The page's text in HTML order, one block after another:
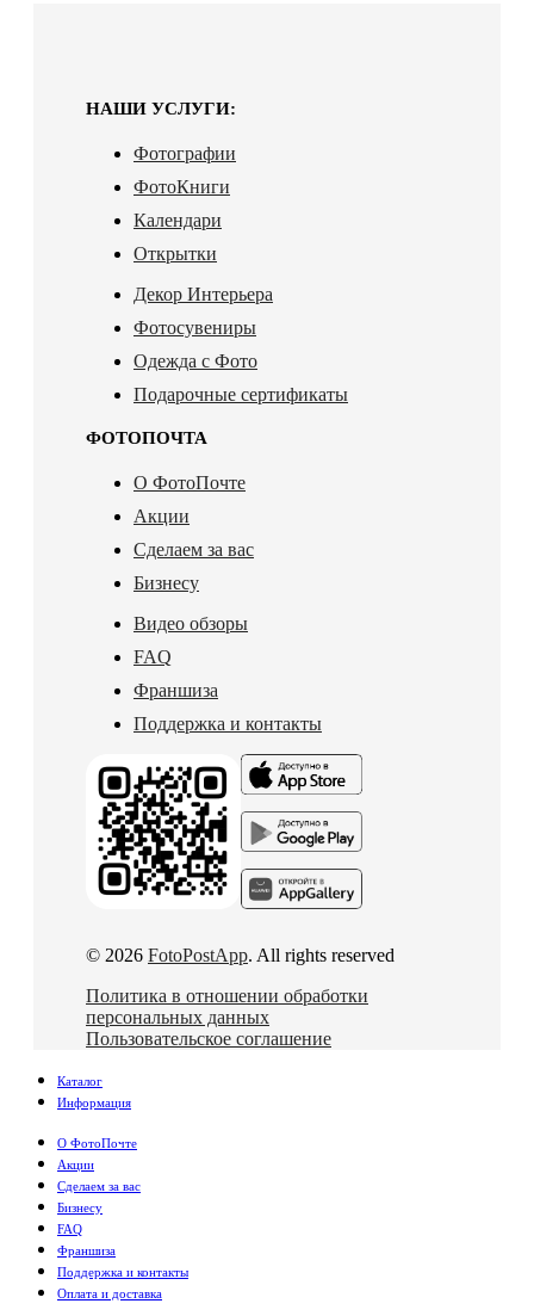
НАШИ УСЛУГИ:
Фотографии
ФотоКниги
Календари
Открытки
Декор Интерьера
Фотосувениры
Одежда с Фото
Подарочные сертификаты
ФОТОПОЧТА
О ФотоПочте
Акции
Сделаем за вас
Бизнесу
Видео обзоры
FAQ
Франшиза
Поддержка и контакты
© 2026 FotoPostApp. All rights reserved
Политика в отношении обработки
персональных данных
Пользовательское соглашение
Каталог
Информация
О ФотоПочте
Акции
Сделаем за вас
Бизнесу
FAQ
Франшиза
Поддержка и контакты
Оплата и доставка